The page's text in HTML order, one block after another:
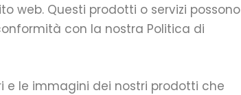
web. Questi prodotti o servizi possono
con la nostra Politica di
e le immagini dei nostri prodotti che